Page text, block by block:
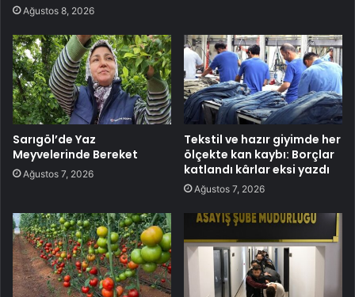
Ağustos 8, 2026
Sarıgöl’de Yaz
Meyvelerinde Bereket
Ağustos 7, 2026
Tekstil ve hazır giyimde her
ölçekte kan kaybı: Borçlar
katlandı kârlar eksi yazdı
Ağustos 7, 2026